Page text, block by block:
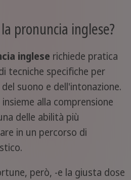
pronuncia inglese?
inglese richiede pratica
tecniche specifiche per
suono e dell'intonazione.
alla comprensione
delle abilità più
in un percorso di
però, -e la giusta dose